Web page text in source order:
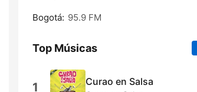
Bogotá: 95.9 FM
Top Músicas
1 Curao en Salsa